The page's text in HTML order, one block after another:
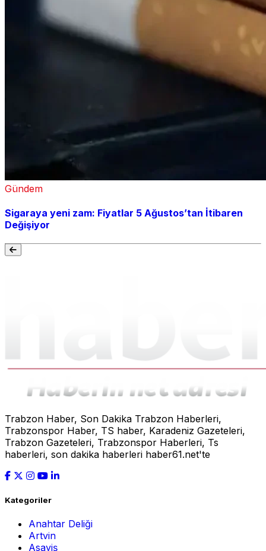
Gündem
Sigaraya yeni zam: Fiyatlar 5 Ağustos’tan İtibaren
Değişiyor
Trabzon Haber, Son Dakika Trabzon Haberleri,
Trabzonspor Haber, TS haber, Karadeniz Gazeteleri,
Trabzon Gazeteleri, Trabzonspor Haberleri, Ts
haberleri, son dakika haberleri haber61.net'te
Kategoriler
Anahtar Deliği
Artvin
Asayiş